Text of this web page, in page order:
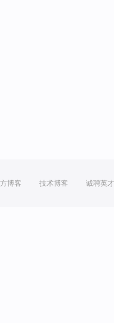
博客 技术博客 诚聘英才